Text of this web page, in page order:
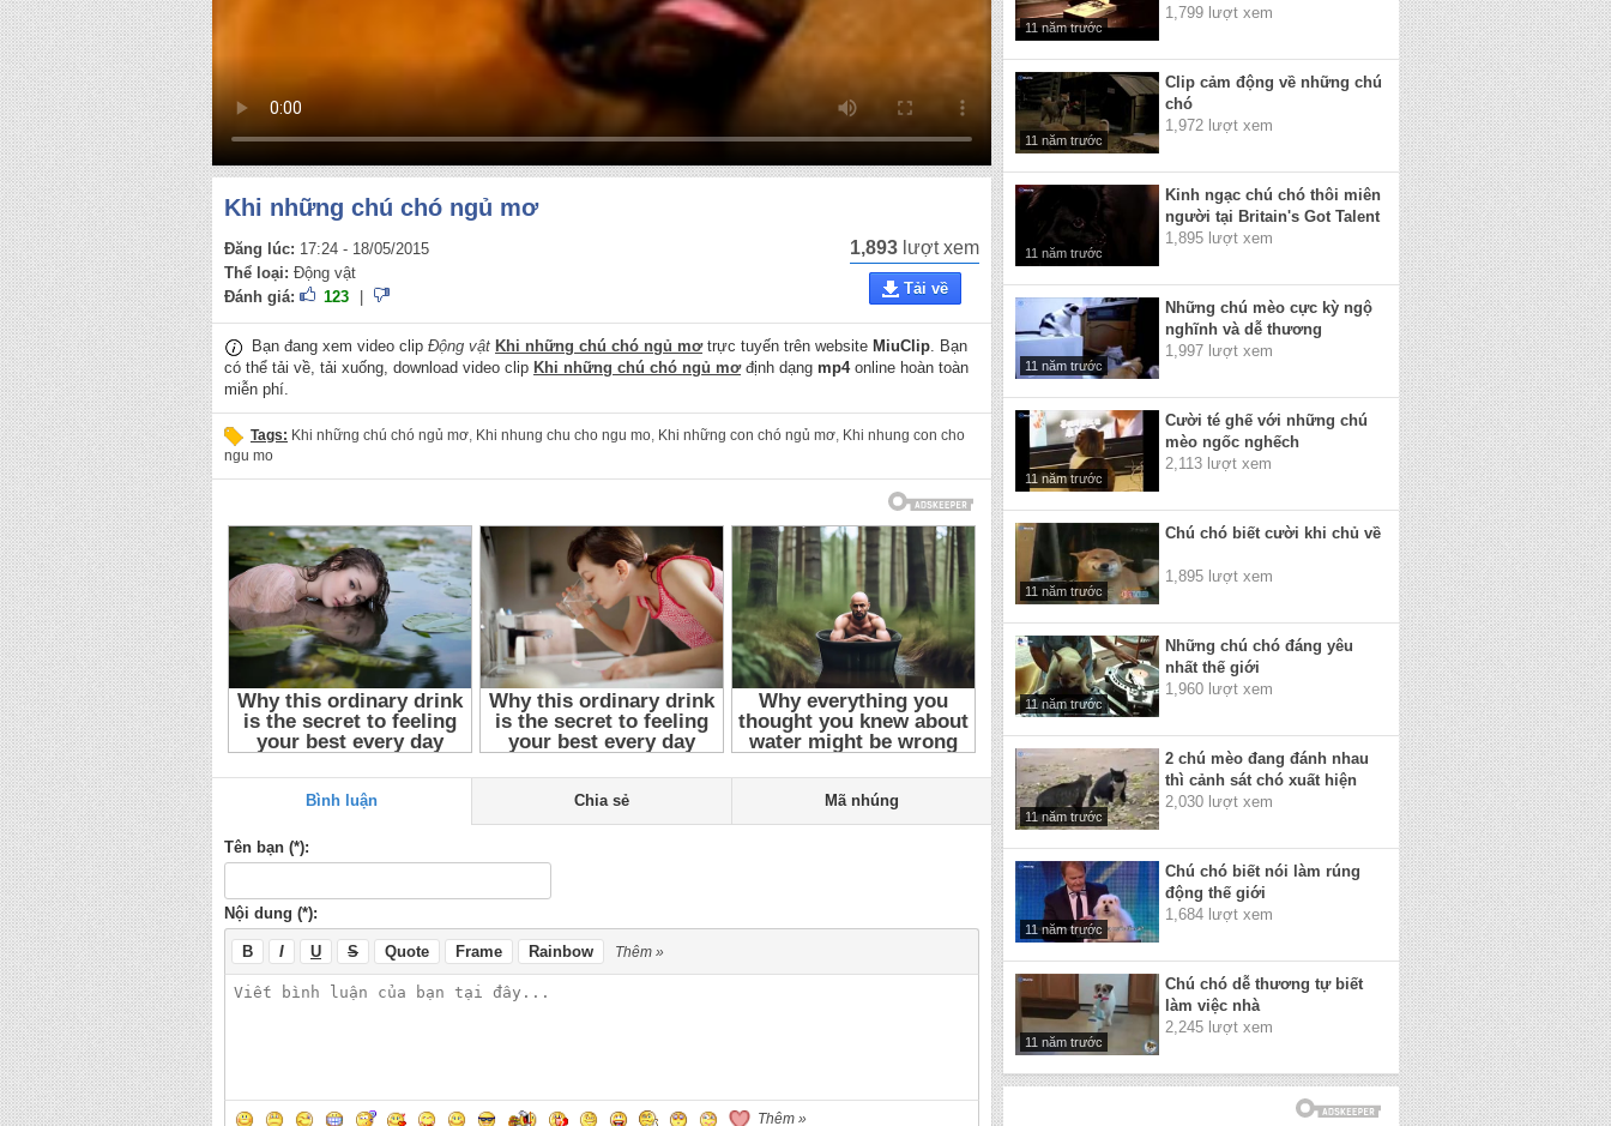
Khi những chú chó ngủ mơ
Đăng lúc: 17:24 - 18/05/2015
Thể loại: Động vật
Đánh giá:
123
1,893 lượt xem
Tải về
Bạn đang xem video clip Động vật Khi những chú chó ngủ mơtrực tuyến trên website MiuClip. Bạn
có thể tải về, tải xuống, download video clip Khi những chú chó ngủ mơđịnh dạng mp4online hoàn toàn
miễn phí.
Tags: Khi những chú chó ngủ mơ, Khi nhung chu cho ngu mo, Khi những con chó ngủ mơ, Khi nhung con cho
ngu mo
Bình luận Chia sẻ Mã nhúng
Tên bạn (*):
Nội dung (*):
B I U S Quote Frame Rainbow Thêm »
Thêm »
11 năm trước
1,799 lượt xem
11 năm trước
Clip cảm động về những chú
chó
1,972 lượt xem
11 năm trước
Kinh ngạc chú chó thôi miên
người tại Britain's Got Talent
1,895 lượt xem
11 năm trước
Những chú mèo cực kỳ ngộ
nghĩnh và dễ thương
1,997 lượt xem
11 năm trước
Cười té ghế với những chú
mèo ngốc nghếch
2,113 lượt xem
11 năm trước
Chú chó biết cười khi chủ về
1,895 lượt xem
11 năm trước
Những chú chó đáng yêu
nhất thế giới
1,960 lượt xem
11 năm trước
2 chú mèo đang đánh nhau
thì cảnh sát chó xuất hiện
2,030 lượt xem
11 năm trước
Chú chó biết nói làm rúng
động thế giới
1,684 lượt xem
11 năm trước
Chú chó dễ thương tự biết
làm việc nhà
2,245 lượt xem